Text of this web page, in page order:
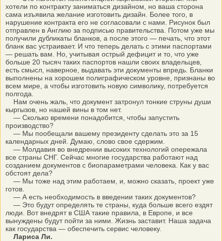
хотели по контракту заниматься дизайном, но ваша сторона
сама изъявила желание изготовить дизайн. Более того, в
нарушение контракта его не согласовали с нами. Рисунок был
отправлен в Англию за подписью правительства. Потом уже мы
получили дубликаты бланков, а после этого — печать, что этот
бланк вас устраивает. И что теперь делать с этими паспортами
— решать вам. Но, учитывая острый дефицит и то, что уже
больше 20 тысяч таких паспортов нашли своих владельцев,
есть смысл, наверное, выдавать эти документы впредь. Бланки
выполнены на хорошем полиграфическом уровне, признаны во
всем мире, а чтобы изготовить новую символику, потребуется
полгода.
Нам очень жаль, что документ затронул тонкие струны души
кыргызов, но нашей вины в том нет.
— Сколько времени понадобится, чтобы запустить
производство?
— Мы пообещали вашему президенту сделать это за 15
календарных дней. Думаю, слово свое сдержим.
— Молдавия во внедрении высоких технологий опережала
все страны СНГ. Сейчас многие государства работают над
созданием документов с биопараметрами человека. Как у вас
обстоят дела?
— Мы тоже над этим работаем, и, можно сказать, проект уже
готов.
— А есть необходимость в введении таких документов?
— Это будут определять те страны, куда больше всего ездят
люди. Вот внедрят в США такие правила, в Европе, и все
вынуждены будут пойти за ними. Жизнь заставит. Наша задача
как государства — обеспечить сервис человеку.
Лариса Ли.